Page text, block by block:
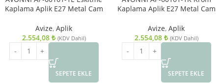
Kaplama Aplik E27 Metal Cam
Avize, Aplik
2.554,08 ₺ (KDV Dahil)
SEPETE EKLE
Kaplama Aplik E27 Metal Cam
Avize, Aplik
2.554,08 ₺ (KDV Dahil)
SEPETE EKLE